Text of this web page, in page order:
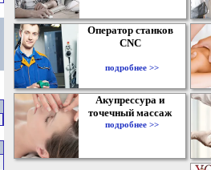
Оператор станков
CNC
подробнее >>
Акупрессура и
точечный массаж
подробнее >>